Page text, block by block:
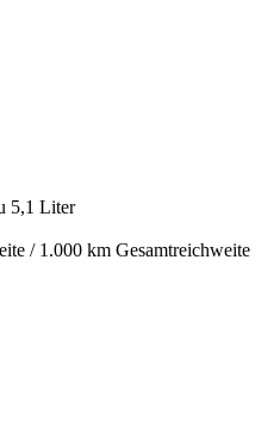
5,1 Liter
/ 1.000 km Gesamtreichweite